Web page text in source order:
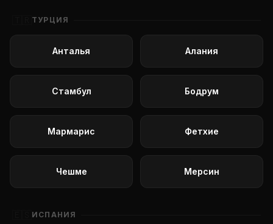
ТУРЦИЯ
Анталья Алания
Стамбул Бодрум
Мармарис Фетхие
Чешме Мерсин
ИСПАНИЯ